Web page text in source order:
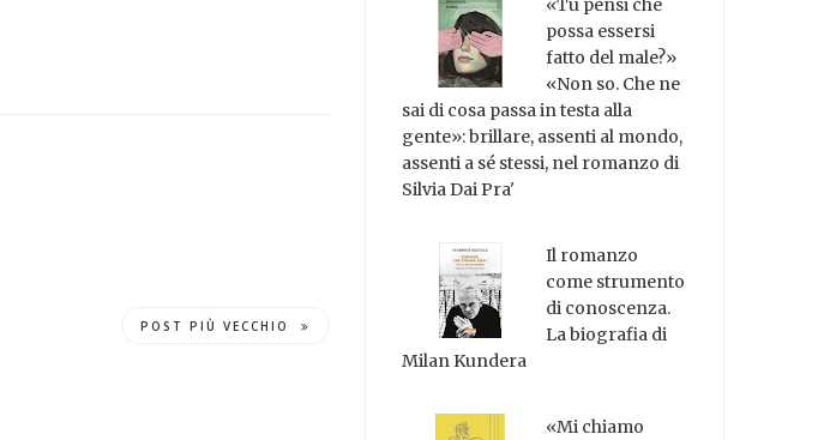
POST PIÙ VECCHIO
«Tu pensi che
possa essersi
fatto del male?»
«Non so. Che ne
sai di cosa passa in testa alla
gente»: brillare, assenti al mondo,
assenti a sé stessi, nel romanzo di
Silvia Dai Pra'
Il romanzo
come strumento
di conoscenza.
La biografia di
Milan Kundera
«Mi chiamo